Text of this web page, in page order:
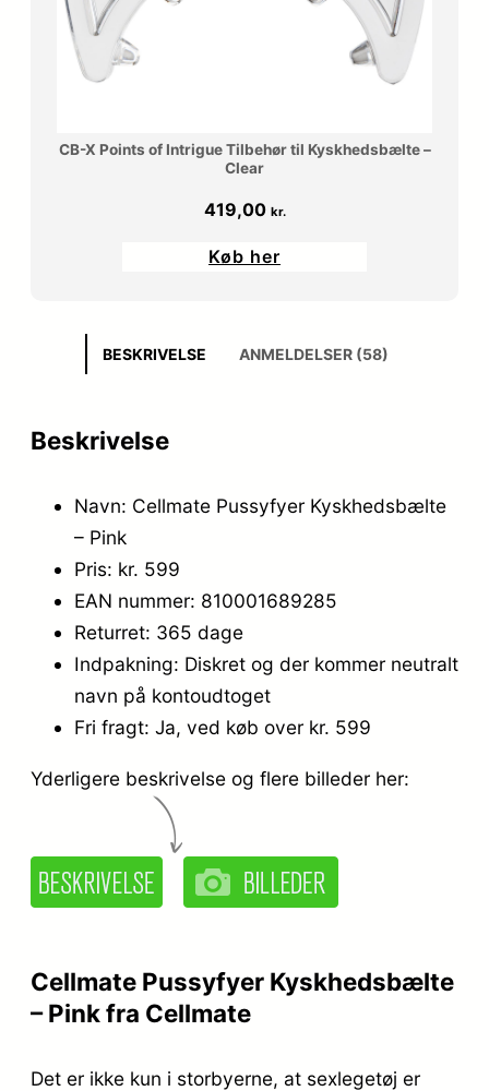
CB-X Points of Intrigue Tilbehør til Kyskhedsbælte –
Clear
419,00 kr.
Køb her
BESKRIVELSE ANMELDELSER (58)
Beskrivelse
Navn: Cellmate Pussyfyer Kyskhedsbælte
– Pink
Pris: kr. 599
EAN nummer: 810001689285
Returret: 365 dage
Indpakning: Diskret og der kommer neutralt
navn på kontoudtoget
Fri fragt: Ja, ved køb over kr. 599
Yderligere beskrivelse og flere billeder her:
Cellmate Pussyfyer Kyskhedsbælte
– Pink fra Cellmate
Det er ikke kun i storbyerne, at sexlegetøj er